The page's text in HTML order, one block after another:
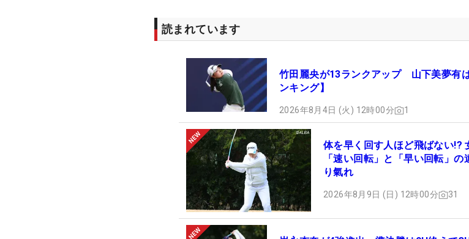
読まれています
竹田麗央が13ランクアップ 山下美夢有
ンキング】
2026年8月4日 (火) 12時00分 1
体を早く回す人ほど飛ばない!?
「速い回転」と「早い回転」
り氣れ
2026年8月9日 (日) 12時00分 31